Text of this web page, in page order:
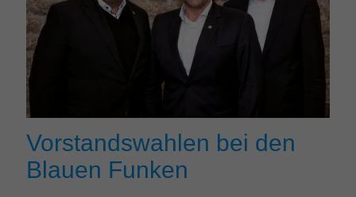
Vorstandswahlen bei den
Blauen Funken